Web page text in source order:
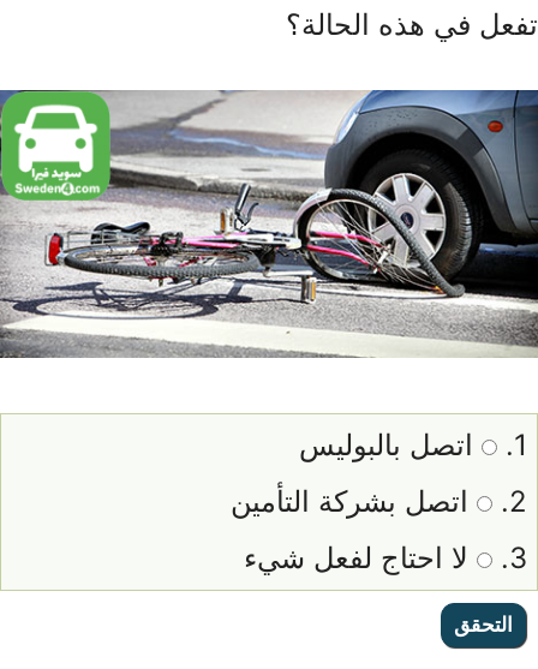
تفعل في هذه الحالة؟
1.
اتصل بالبوليس
2.
اتصل بشركة التأمين
3.
لا احتاج لفعل شيء